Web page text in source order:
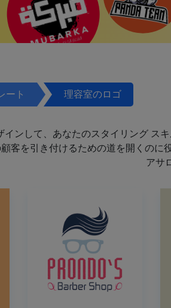
ート 理容室のロゴ
ンして、あなたのスタイリング ス
客を引き付けるための道を開くのに
アサ